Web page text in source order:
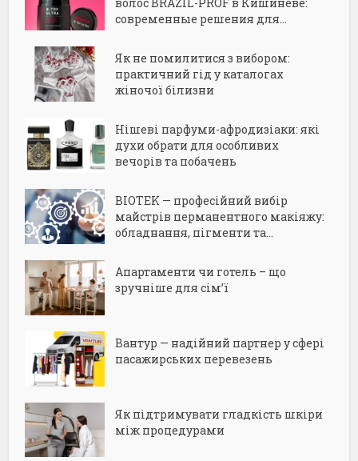
современные решения для...
Як не помилитися з вибором:
практичний гід у каталогах
жіночої білизни
Нішеві парфуми-афродизіаки: які
духи обрати для особливих
вечорів та побачень
BIOTEK — професійний вибір
майстрів перманентного макіяжу:
обладнання, пігменти та...
Апартаменти чи готель – що
зручніше для сім’ї
Вантур — надійний партнер у сфері
пасажирських перевезень
Як підтримувати гладкість шкіри
між процедурами